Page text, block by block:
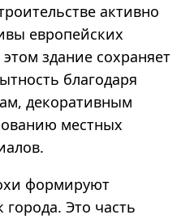
активно
европейских
здание сохраняет
благодаря
декоративным
местных
формируют
Это часть